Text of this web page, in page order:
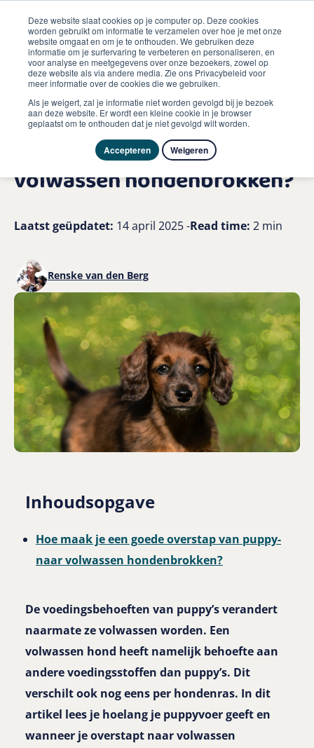
Deze website slaat cookies op je computer op. Deze cookies
worden gebruikt om informatie te verzamelen over hoe je met onze
website omgaat en om je te onthouden. We gebruiken deze
informatie om je surfervaring te verbeteren en personaliseren, en
voor analyse en meetgegevens over onze bezoekers, zowel op
deze website als via andere media. Zie ons Privacybeleid voor
meer informatie over de cookies die we gebruiken.
Als je weigert, zal je informatie niet worden gevolgd bij je bezoek
aan deze website. Er wordt een kleine cookie in je browser
geplaatst om te onthouden dat je niet gevolgd wilt worden.
Accepteren Weigeren
Hond
Wanneer kan een puppy de overstap maken op volwassen
Wanneer kan een puppy de
overstap maken op
volwassen hondenbrokken?
Laatst geüpdatet: 14 april 2025 -Read time: 2 min
Renske van den Berg
Inhoudsopgave
Hoe maak je een goede overstap van puppy-
naar volwassen hondenbrokken?
De voedingsbehoeften van puppy’s verandert
naarmate ze volwassen worden. Een
volwassen hond heeft namelijk behoefte aan
andere voedingsstoffen dan puppy’s. Dit
verschilt ook nog eens per hondenras. In dit
artikel lees je hoelang je puppyvoer geeft en
wanneer je overstapt naar volwassen